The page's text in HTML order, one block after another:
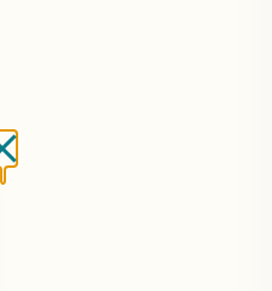
Close without saving